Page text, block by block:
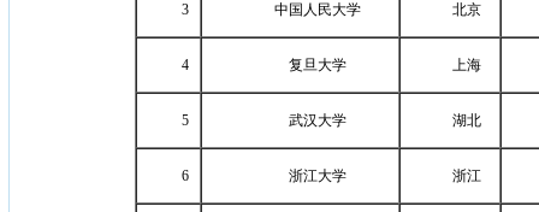
3 中国人民大学 北京
4 复旦大学 上海
5 武汉大学 湖北
6 浙江大学 浙江